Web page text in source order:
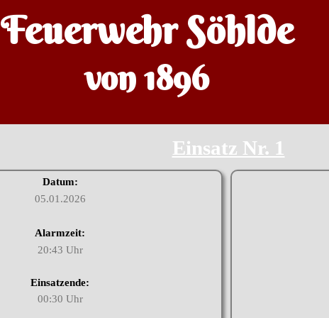
Feuerwehr Söhlde
von 1896
Einsatz Nr. 1
Datum:
05.01 .2026
Alarmzeit:
20:43 Uhr
Einsatzende:
00:30 Uhr